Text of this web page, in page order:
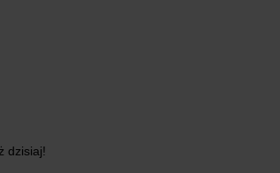
dzisiaj!